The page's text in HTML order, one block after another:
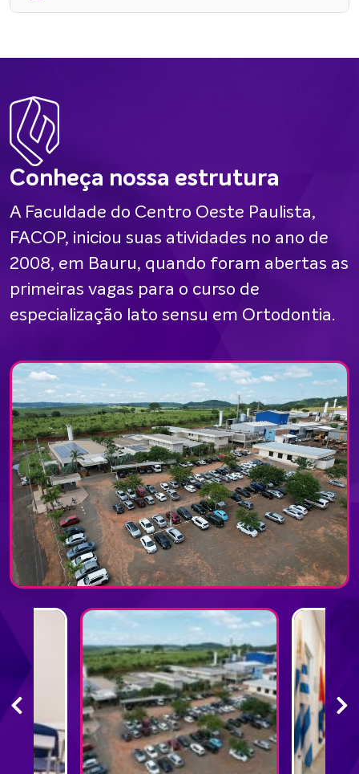
Conheça nossa estrutura
A Faculdade do Centro Oeste Paulista,
FACOP, iniciou suas atividades no ano de
2008, em Bauru, quando foram abertas as
primeiras vagas para o curso de
especialização lato sensu em Ortodontia.